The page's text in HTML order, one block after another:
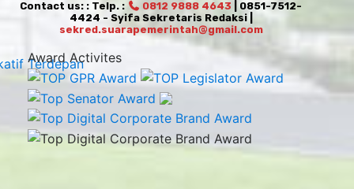
Contact us: : Telp. : 0812 9888 4643 | 0851-7512-
4424 - Syifa Sekretaris Redaksi |
sekred.suarapemerintah@gmail.com
Award Activites